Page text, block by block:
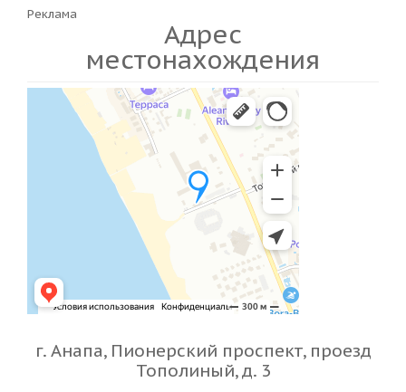
Реклама
Адрес
местонахождения
г. Анапа, Пионерский проспект, проезд
Тополиный, д. 3